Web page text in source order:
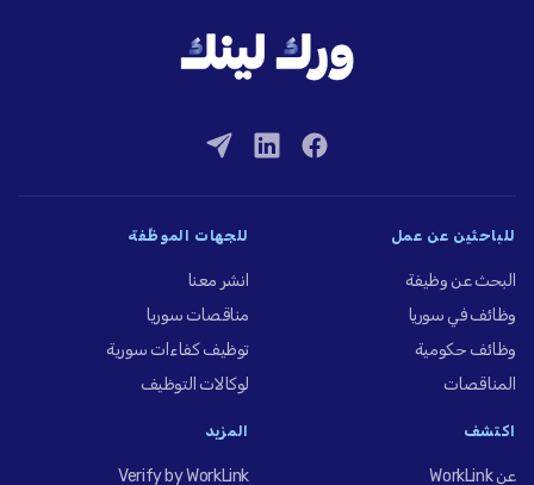
للباحثين عن عمل
البحث عن وظيفة
وظائف في سوريا
وظائف حكومية
المناقصات
للجهات الموظِّفة
انشر معنا
مناقصات سوريا
توظيف كفاءات سورية
لوكالات التوظيف
اكتشف
عن WorkLink
المزيد
Verify by WorkLink